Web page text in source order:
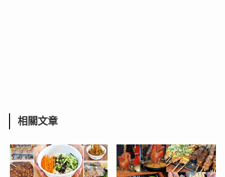
相關文章